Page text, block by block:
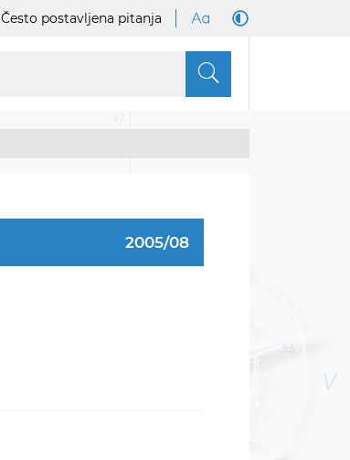
Često postavljena pitanja
S
2005/08